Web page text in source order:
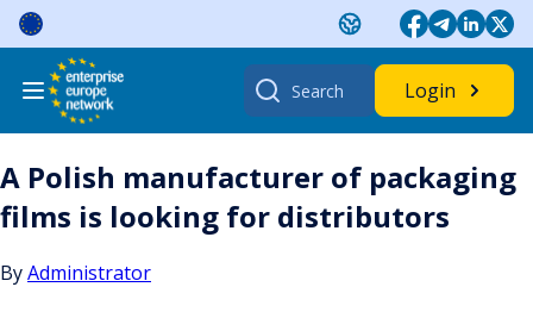
Skip
content
Search
for:
Login
A Polish manufacturer of packaging
films is looking for distributors
ByAdministrator